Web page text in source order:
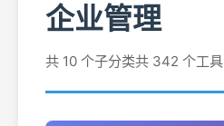
企业管理
共 10 个子分类共 342 个工具